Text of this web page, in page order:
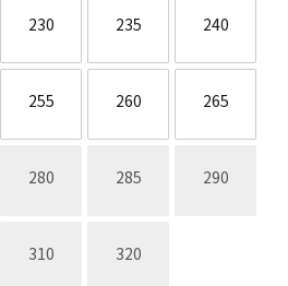
230 235 240
255 260 265
280재고없음 285재고없음 290재고없음
310재고없음 320재고없음